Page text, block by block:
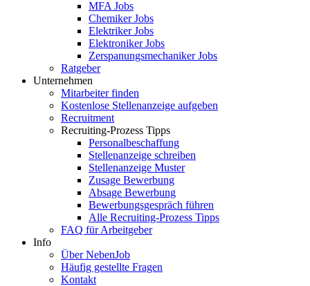
MFA Jobs
Chemiker Jobs
Elektriker Jobs
Elektroniker Jobs
Zerspanungsmechaniker Jobs
Ratgeber
Unternehmen
Mitarbeiter finden
Kostenlose Stellenanzeige aufgeben
Recruitment
Recruiting-Prozess Tipps
Personalbeschaffung
Stellenanzeige schreiben
Stellenanzeige Muster
Zusage Bewerbung
Absage Bewerbung
Bewerbungsgespräch führen
Alle Recruiting-Prozess Tipps
FAQ für Arbeitgeber
Info
Über NebenJob
Häufig gestellte Fragen
Kontakt